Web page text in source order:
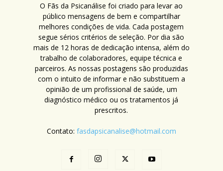
O Fãs da Psicanálise foi criado para levar ao
público mensagens de bem e compartilhar
melhores condições de vida. Cada postagem
segue sérios critérios de seleção. Por dia são
mais de 12 horas de dedicação intensa, além do
trabalho de colaboradores, equipe técnica e
parceiros. As nossas postagens são produzidas
com o intuito de informar e não substituem a
opinião de um profissional de saúde, um
diagnóstico médico ou os tratamentos já
prescritos.
Contato: fasdapsicanalise@hotmail.com